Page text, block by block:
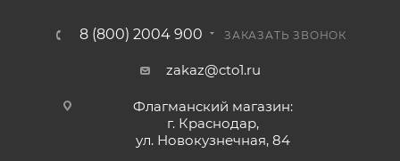
8 (800) 2004 900 ЗАКАЗАТЬ ЗВОНОК
zakaz@cto1.ru
Флагманский магазин:
г. Краснодар,
ул. Новокузнечная, 84